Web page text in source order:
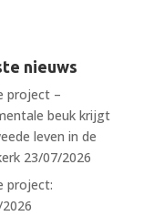
nieuws
project –
beuk krijgt
leven in de
23/07/2026
project: